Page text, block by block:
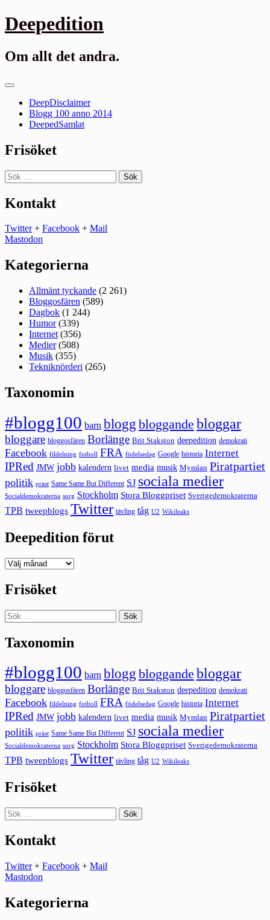
Gå
till
Deepedition
Om allt det andra.
Primär
DeepDisclaimer
Blogg 100 anno 2014
DeepedSamlat
Frisöket
Sök
efter:
Kontakt
Twitter+ Facebook + Mail
Mastodon
Kategorierna
Allmänt tyckande (2 261)
Bloggosfären (589)
Dagbok (1 244)
Humor(339)
Internet (356)
Medier(508)
Musik (355)
Tekniknörderi (265)
Taxonomin
#blogg100 barn blogg bloggande bloggar
bloggare bloggosfären Borlänge Brit Stakston deepedition demokrati
Facebook fildelning fotboll FRA födelsedag Google historia Internet
IPRed JMW jobb kalendern livet media musik Mymlan Piratpartiet
politik präst Same Same But Different SJ sociala medier
Socialdemokraterna sorg Stockholm Stora Bloggpriset Sverigedemokraterna
TPB tweepblogs Twitter tävling tåg U2 Wikileaks
Deepedition förut
Deepedition
Frisöket
Sök
efter:
Taxonomin
#blogg100 barn blogg bloggande bloggar
bloggare bloggosfären Borlänge Brit Stakston deepedition demokrati
Facebook fildelning fotboll FRA födelsedag Google historia Internet
IPRed JMW jobb kalendern livet media musik Mymlan Piratpartiet
politik präst Same Same But Different SJ sociala medier
Socialdemokraterna sorg Stockholm Stora Bloggpriset Sverigedemokraterna
TPB tweepblogs Twitter tävling tåg U2 Wikileaks
Frisöket
Sök
efter:
Kontakt
Twitter+ Facebook + Mail
Mastodon
Kategorierna